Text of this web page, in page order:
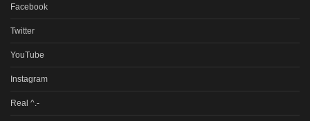
Facebook
Twitter
YouTube
Instagram
Real ^.-